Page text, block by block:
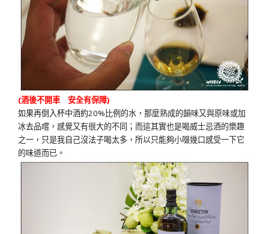
(酒後不開車 安全有保障)
如果再倒入杯中酒約20%比例的水，那麼熟成的韻味又與原味或加
冰去品嚐，感覺又有很大的不同；而這其實也是喝威士忌酒的樂趣
之一，只是我自己沒法子喝太多，所以只能夠小啜幾口感受一下它
的味道而已。